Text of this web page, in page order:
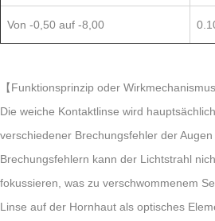
Von -0,50 auf -8,00
【Funktionsprinzip oder Wirkmechanismus
Die weiche Kontaktlinse wird
verschiedener Brechungsfehler der
Brechungsfehlern kann der Lichtstrahl
fokussieren, was zu verschwommenem
Linse auf der Hornhaut als optisches